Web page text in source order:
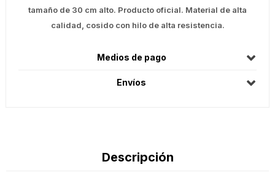
tamaño de 30 cm alto. Producto oficial. Material de alta
calidad, cosido con hilo de alta resistencia.
Medios de pago
Envíos
Descripción